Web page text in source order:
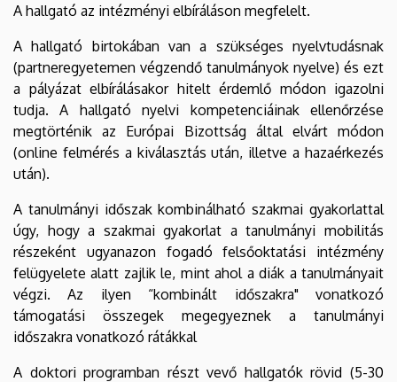
A hallgató az intézményi elbíráláson megfelelt.
A hallgató birtokában van a szükséges nyelvtudásnak
(partneregyetemen végzendő tanulmányok nyelve) és ezt
a pályázat elbírálásakor hitelt érdemlő módon igazolni
tudja. A hallgató nyelvi kompetenciáinak ellenőrzése
megtörténik az Európai Bizottság által elvárt módon
(online felmérés a kiválasztás után, illetve a hazaérkezés
után).
A tanulmányi időszak kombinálható szakmai gyakorlattal
úgy, hogy a szakmai gyakorlat a tanulmányi mobilitás
részeként ugyanazon fogadó felsőoktatási intézmény
felügyelete alatt zajlik le, mint ahol a diák a tanulmányait
végzi. Az ilyen “kombinált időszakra" vonatkozó
támogatási összegek megegyeznek a tanulmányi
időszakra vonatkozó rátákkal
A doktori programban részt vevő hallgatók rövid (5-30